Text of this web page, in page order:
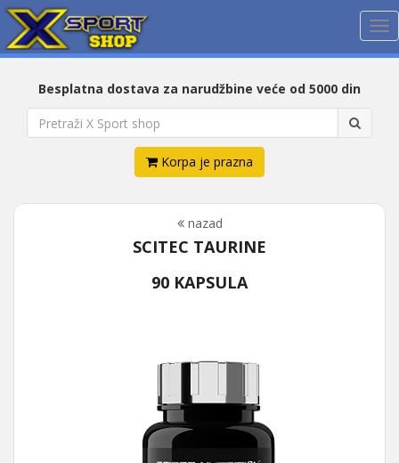
Besplatna dostava za narudžbine veće od 5000 din
Korpa je prazna
nazad
SCITEC TAURINE
90 KAPSULA